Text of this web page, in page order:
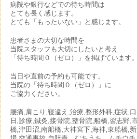
病院や銀行などでの待ち時間は
とても長く感じます。
とても「もったいない」と感じます。
患者さまの大切な時間を
当院スタッフも大切にしたいと考え
「待ち時間０（ゼロ）」を掲げています。
当日や直前の予約も可能です。
当院の「待ち時間０（ゼロ）」に
ご協力ください。
腰痛,肩こり,寝違え,治療,整形外科,症状,
日,診療,鍼灸,接骨院,整骨院,船橋,習志野,
橋,津田沼,南船橋,大神宮下,海神,東船橋,